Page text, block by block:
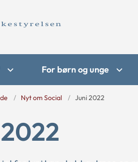
For børn og unge
Nyt om Social Juni 2022